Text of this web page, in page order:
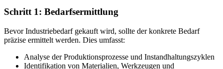
Schritt 1: Bedarfsermittlung
Bevor Industriebedarf gekauft wird, sollte der konkrete Bedarf
präzise ermittelt werden. Dies umfasst:
Analyse der Produktionsprozesse und Instandhaltungszyklen
Identifikation von Materialien, Werkzeugen und